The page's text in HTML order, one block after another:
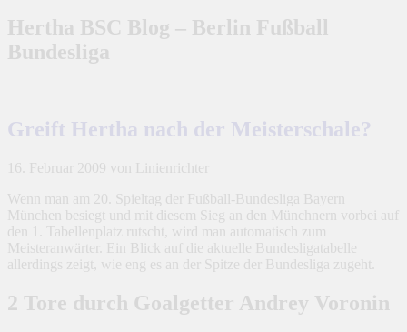
Hertha BSC Blog – Berlin Fußball
Bundesliga
Greift Hertha nach der Meisterschale?
16. Februar 2009 von Linienrichter
Wenn man am 20. Spieltag der Fußball-Bundesliga Bayern
München besiegt und mit diesem Sieg an den Münchnern vorbei auf
den 1. Tabellenplatz rutscht, wird man automatisch zum
Meisteranwärter. Ein Blick auf die aktuelle Bundesligatabelle
allerdings zeigt, wie eng es an der Spitze der Bundesliga zugeht.
2 Tore durch Goalgetter Andrey Voronin